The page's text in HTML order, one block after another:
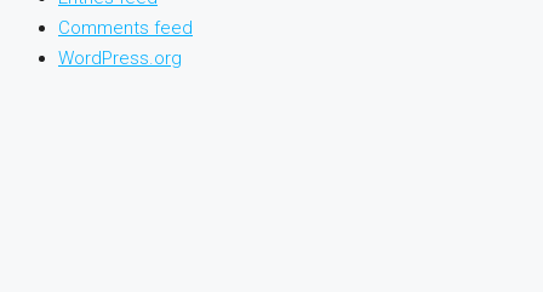
Comments feed
WordPress.org